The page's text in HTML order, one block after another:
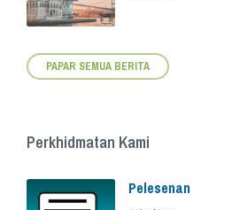
PAPAR SEMUA BERITA
Perkhidmatan Kami
Pelesenan